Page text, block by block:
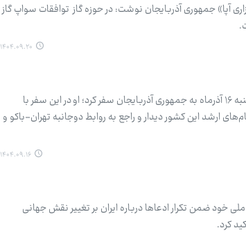
آپا» جمهوری آذربایجان نوشت: در حوزه گاز توافقات سواپ گاز
۱۴۰۴.۰۹.۲۰
سیدعباس عراقچی، وزیر امور خارجه جمهوری اسلامی ایران روز یک‌شنبه ۱۶ آذرماه به جمهوری آذربایجان سفر کرد؛ او در این سفر با
ارشد این کشور دیدار و راجع به روابط دوجانبه تهران-باکو و
۱۴۰۴.۰۹.۱۶
خود ضمن تکرار ادعاها درباره ایران بر تغییر نقش جهانی
کرد.